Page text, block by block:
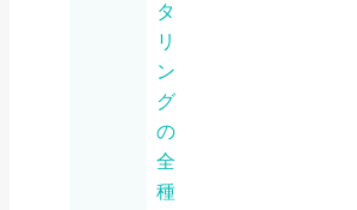
タ
リ
ン
グ
の
全
種